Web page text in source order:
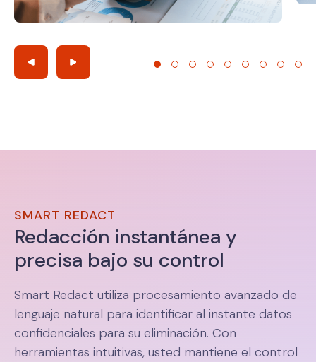
SMART REDACT
Redacción instantánea y
precisa bajo su control
Smart Redact utiliza procesamiento avanzado de
lenguaje natural para identificar al instante datos
confidenciales para su eliminación. Con
herramientas intuitivas, usted mantiene el control